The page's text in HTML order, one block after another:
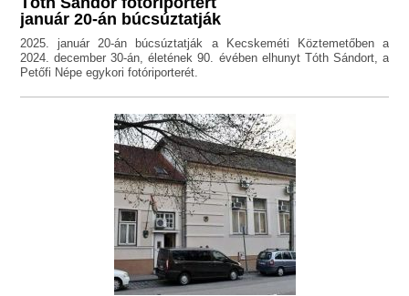
január 20-án búcsúztatják
2025. január 20-án búcsúztatják a Kecskeméti Köztemetőben a
2024. december 30-án, életének 90. évében elhunyt Tóth Sándort, a
Petőfi Népe egykori fotóriporterét.